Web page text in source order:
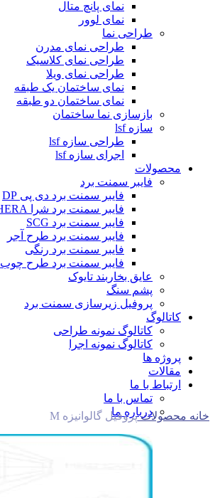
نمای پانچ متال
نمای لوور
طراحی نما
طراحی نمای مدرن
طراحی نمای کلاسیک
طراحی نمای ویلا
نمای ساختمان یک طبقه
نمای ساختمان دو طبقه
بازسازی نما ساختمان
سازه lsf
طراحی سازه lsf
اجرای سازه lsf
محصولات
فایبر سمنت برد
فایبر سمنت برد دی پی DP
فایبر سمنت برد شرا SHERA
فایبر سمنت برد SCG
فایبر سمنت برد طرح آجر
فایبر سمنت برد رنگی
فایبر سمنت برد طرح چوب
عایق بخاربند تایوک
پشم سنگ
پروفیل زیرسازی سمنت برد
کاتالوگ
کاتالوگ نمونه طراحی
کاتالوگ نمونه اجرا
پروژه ها
مقالات
ارتباط با ما
تماس با ما
درباره ما
خانه محصولاتپروفیل گالوانیزه M